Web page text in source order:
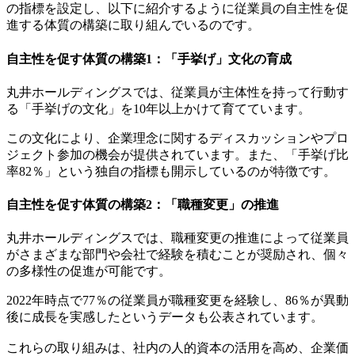
の指標を設定し、以下に紹介するように従業員の自主性を促
進する体質の構築に取り組んでいるのです。
自主性を促す体質の構築1：「手挙げ」文化の育成
丸井ホールディングスでは、従業員が主体性を持って行動す
る「手挙げの文化」を10年以上かけて育てています。
この文化により、企業理念に関するディスカッションやプロ
ジェクト参加の機会が提供されています。また、「手挙げ比
率82％」という独自の指標も開示しているのが特徴です。
自主性を促す体質の構築2：「職種変更」の推進
丸井ホールディングスでは、職種変更の推進によって従業員
がさまざまな部門や会社で経験を積むことが奨励され、個々
の多様性の促進が可能です。
2022年時点で77％の従業員が職種変更を経験し、86％が異動
後に成長を実感したというデータも公表されています。
これらの取り組みは、社内の人的資本の活用を高め、企業価